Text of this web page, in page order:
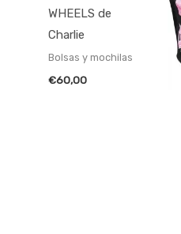
WHEELS de
Charlie
Bolsas y mochilas
€60,00